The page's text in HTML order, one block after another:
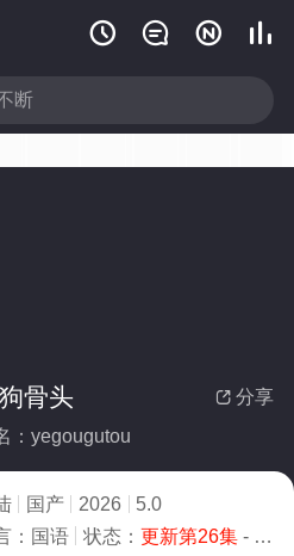
   
 分享
骨头
：yegougutou
国产 2026
5.0
： 国语 状态： 更新第26集- 免费在线观看